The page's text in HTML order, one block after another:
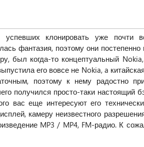
успевших клонировать уже почти
фантазия, поэтому они
был когда-то концептуальный
его вовсе не Nokia, a
поэтому к нему радостно
получился просто-таки
вас еще интересуют его
камеру неизвестного
MP3 / MP4, FM-радио. К